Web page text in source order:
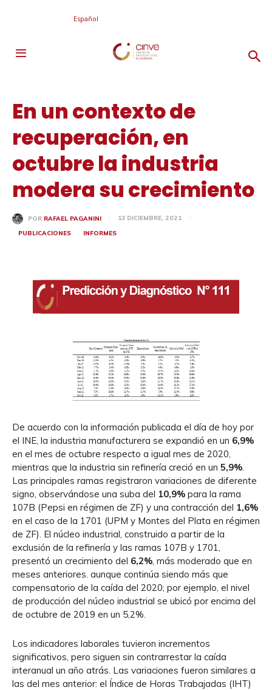
Español
En un contexto de
recuperación, en
octubre la industria
modera su crecimiento
POR RAFAEL PAGANINI
13 DICIEMBRE, 2021
PUBLICACIONES
INFORMES
De acuerdo con la información publicada el día de hoy por
el INE, la industria manufacturera se expandió en un 6,9%
en el mes de octubre respecto a igual mes de 2020,
mientras que la industria sin refinería creció en un 5,9%.
Las principales ramas registraron variaciones de diferente
signo, observándose una suba del 10,9% para la rama
107B (Pepsi en régimen de ZF) y una contracción del 1,6%
en el caso de la 1701 (UPM y Montes del Plata en régimen
de ZF). El núcleo industrial, construido a partir de la
exclusión de la refinería y las ramas 107B y 1701,
presentó un crecimiento del 6,2%, más moderado que en
meses anteriores. aunque continúa siendo más que
compensatorio de la caída del 2020; por ejemplo, el nivel
de producción del núcleo industrial se ubicó por encima del
de octubre de 2019 en un 5,2%.
Los indicadores laborales tuvieron incrementos
significativos, pero siguen sin contrarrestar la caída
interanual un año atrás. Las variaciones fueron similares a
las del mes anterior: el Índice de Horas Trabajadas (IHT)